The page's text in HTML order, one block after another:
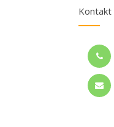
Kontakt